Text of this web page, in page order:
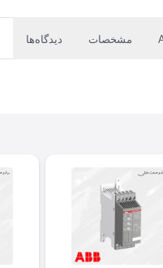
مشخصات دیدگاه‌ها